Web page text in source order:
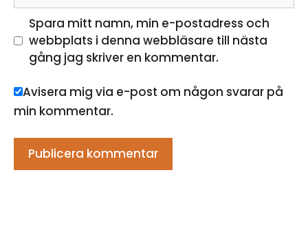
Spara mitt namn, min e-postadress och
webbplats i denna webbläsare till nästa
gång jag skriver en kommentar.
Avisera mig via e-post om någon svarar på
min kommentar.